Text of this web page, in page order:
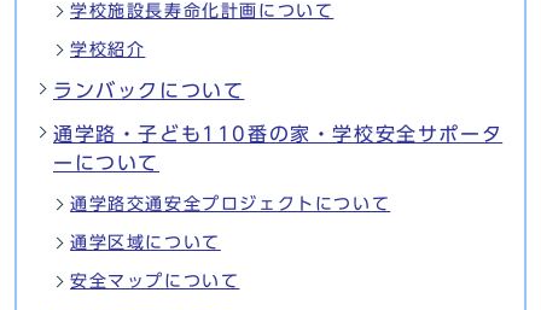
学校施設長寿命化計画について
学校紹介
ランバックについて
通学路・子ども110番の家・学校安全サポータ
ーについて
通学路交通安全プロジェクトについて
通学区域について
安全マップについて